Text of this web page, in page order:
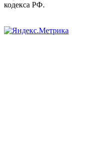
кодекса РФ.